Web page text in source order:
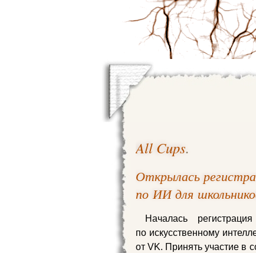
All Cups.
Открылась
по ИИ для
Началась
по искусственному
от VK. Принять участие в